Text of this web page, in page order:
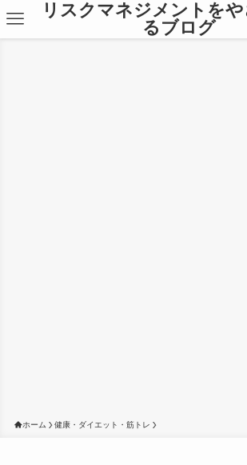
リスクマネジメントを
るブログ
ホーム 健康・ダイエット・筋トレ